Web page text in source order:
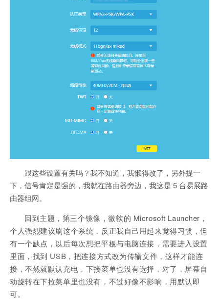
跟这些设置有关吗？我不知道，我懒得改了，另外提一
下，信号肯定是强的，我就在路由器旁边，我这是 5 台易展路
由器组网。
回到主题，第三个镜像，微软的 Microsoft Launcher，
个人强烈建议刷这个系统，反正我自己用起来觉得习惯，但
有一个缺点，以后每次想把平板与电脑连接，需要进入设置
里面，找到 USB，把连接方式改为传输文件，这样才能连
接，不然就默认充电，下接菜单也没有选择，对了，屏幕自
动旋转在下拉菜单里也没有，不过好像不影响，用默认即
可。